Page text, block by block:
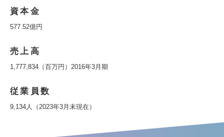
資本金
577.52億円
売上高
1,777,834（百万円）2016年3月期
従業員数
9,134人（2023年3月末現在）